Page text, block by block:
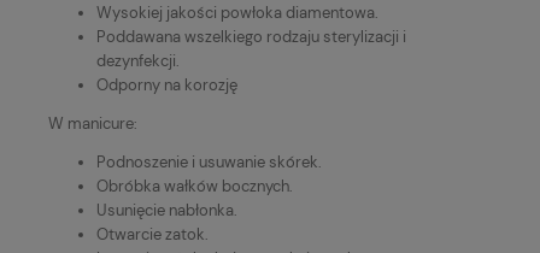
Wysokiej jakości powłoka diamentowa.
Poddawana wszelkiego rodzaju sterylizacji i
dezynfekcji.
Odporny na korozję
W manicure:
Podnoszenie i usuwanie skórek.
Obróbka wałków bocznych.
Usunięcie nabłonka.
Otwarcie zatok.